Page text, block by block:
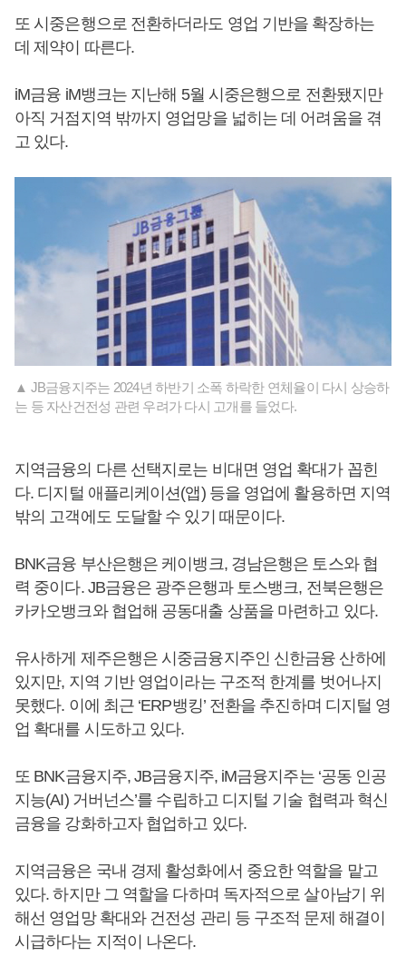
또 시중은행으로 전환하더라도 영업 기반을 확장하는
데 제약이 따른다.
iM금융 iM뱅크는 지난해 5월 시중은행으로 전환됐지만
아직 거점지역 밖까지 영업망을 넓히는 데 어려움을 겪
고 있다.
▲ JB금융지주는 2024년 하반기 소폭 하락한 연체율이 다시 상승하
는 등 자산건전성 관련 우려가 다시 고개를 들었다.
지역금융의 다른 선택지로는 비대면 영업 확대가 꼽힌
다. 디지털 애플리케이션(앱) 등을 영업에 활용하면 지역
밖의 고객에도 도달할 수 있기 때문이다.
BNK금융 부산은행은 케이뱅크, 경남은행은 토스와 협
력 중이다. JB금융은 광주은행과 토스뱅크, 전북은행은
카카오뱅크와 협업해 공동대출 상품을 마련하고 있다.
유사하게 제주은행은 시중금융지주인 신한금융 산하에
있지만, 지역 기반 영업이라는 구조적 한계를 벗어나지
못했다. 이에 최근 ‘ERP뱅킹’ 전환을 추진하며 디지털 영
업 확대를 시도하고 있다.
또 BNK금융지주, JB금융지주, iM금융지주는 ‘공동 인공
지능(AI) 거버넌스’를 수립하고 디지털 기술 협력과 혁신
금융을 강화하고자 협업하고 있다.
지역금융은 국내 경제 활성화에서 중요한 역할을 맡고
있다. 하지만 그 역할을 다하며 독자적으로 살아남기 위
해선 영업망 확대와 건전성 관리 등 구조적 문제 해결이
시급하다는 지적이 나온다.